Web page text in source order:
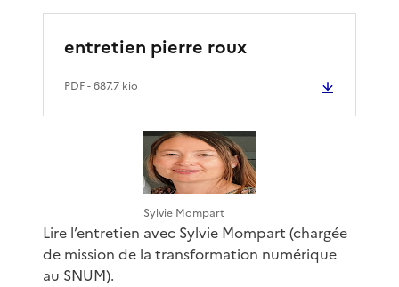
entretien pierre roux
PDF- 687.7 kio
Sylvie Mompart
Lire l’entretien avec Sylvie Mompart (chargée
de mission de la transformation numérique
au SNUM).